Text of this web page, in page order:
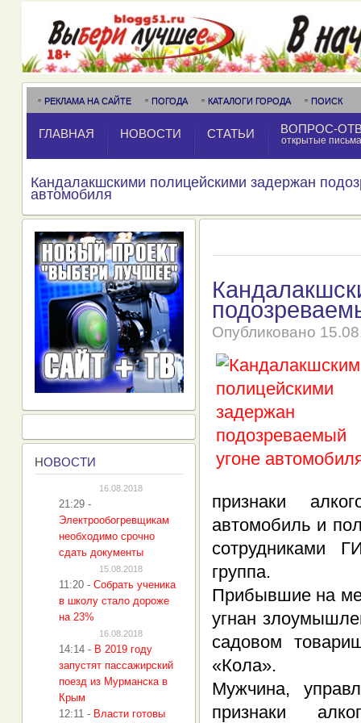
РЕКЛАМА НА САЙТЕ ПОГОДА КАТАЛОГИ ГОРОДА ПОИСК
ГЛАВНАЯ НОВОСТИ СТАТЬИ ВОПРОС-
открытые письма
Кандалакшскими полицейскими задержан
автомобиля
Опубликовано
признаки
автомобиль и
сотрудниками
группа.
Прибывшие на
угнан
садовом
«Кола».
Мужчина,
признаки
НОВОСТИ
16.08.2018
21:29 -
Электрообогревщикам
необходимо срочно
сдать документы
15.08.2018
11:20 - Собрать ученика
в школу стало дороже
на 23%
16.08.2018
14:14 - В 2019 году
запустят пассажирский
поезд из Мурманска в
Крым
12:11 - Власти готовы